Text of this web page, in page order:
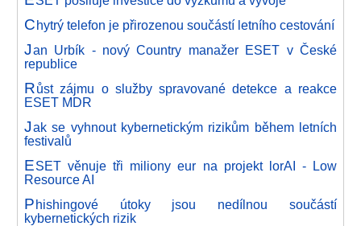
Chytrý telefon je přirozenou součástí letního cestování
Jan Urbík - nový Country manažer ESET v České
republice
Růst zájmu o služby spravované detekce a reakce
ESET MDR
Jak se vyhnout kybernetickým rizikům během letních
festivalů
ESET věnuje tři miliony eur na projekt lorAI - Low
Resource AI
Phishingové útoky jsou nedílnou součástí
kybernetických rizik